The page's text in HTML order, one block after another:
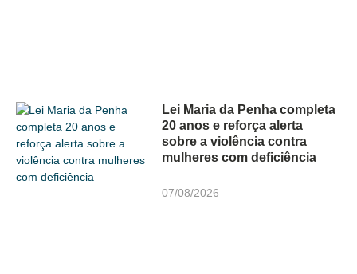
Lei Maria da Penha completa
20 anos e reforça alerta
sobre a violência contra
mulheres com deficiência
07/08/2026